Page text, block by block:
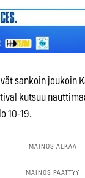
sankoin joukoin
kutsuu
10-19.